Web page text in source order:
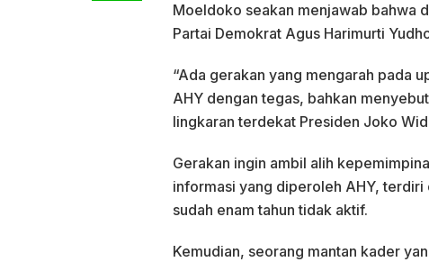
Moeldoko seakan menjawab bahwa
Partai Demokrat Agus Harimurti
“Ada gerakan yang mengarah pada
AHY dengan tegas, bahkan
lingkaran terdekat Presiden Joko
Gerakan ingin ambil alih
informasi yang diperoleh AHY,
sudah enam tahun tidak aktif.
Kemudian, seorang mantan kader